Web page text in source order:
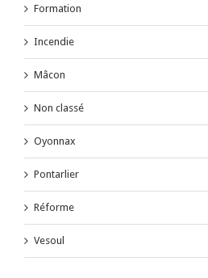
Formation
Incendie
Mâcon
Non classé
Oyonnax
Pontarlier
Réforme
Vesoul